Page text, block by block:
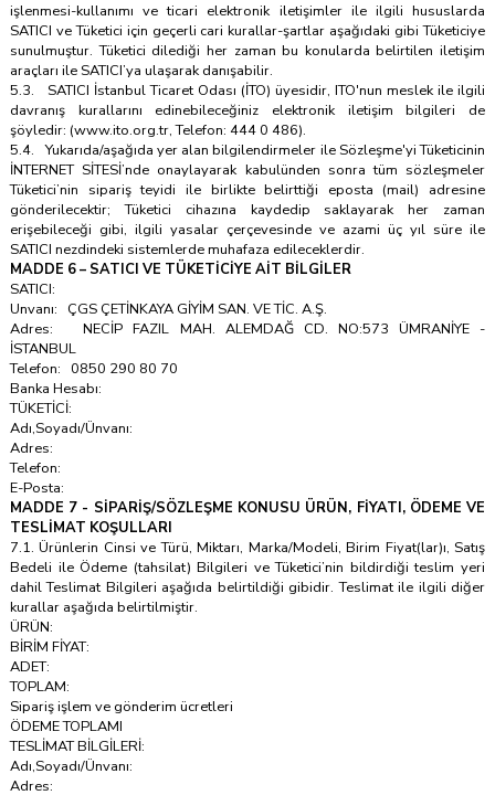
işlenmesi-kullanımı ve ticari elektronik iletişimler ile ilgili hususlarda
SATICI ve Tüketici için geçerli cari kurallar-şartlar aşağıdaki gibi Tüketiciye
sunulmuştur. Tüketici dilediği her zaman bu konularda belirtilen iletişim
araçları ile SATICI’ya ulaşarak danışabilir.
5.3. SATICI İstanbul Ticaret Odası (İTO) üyesidir, ITO'nun meslek ile ilgili
davranış kurallarını edinebileceğiniz elektronik iletişim bilgileri de
şöyledir: (www.ito.org.tr, Telefon: 444 0 486).
5.4. Yukarıda/aşağıda yer alan bilgilendirmeler ile Sözleşme'yi Tüketicinin
İNTERNET SİTESİ’nde onaylayarak kabulünden sonra tüm sözleşmeler
Tüketici’nin sipariş teyidi ile birlikte belirttiği eposta (mail) adresine
gönderilecektir; Tüketici cihazına kaydedip saklayarak her zaman
erişebileceği gibi, ilgili yasalar çerçevesinde ve azami üç yıl süre ile
SATICI nezdindeki sistemlerde muhafaza edileceklerdir.
MADDE 6 – SATICI VE TÜKETİCİYE AİT BİLGİLER
SATICI:
Unvanı: ÇGS ÇETİNKAYA GİYİM SAN. VE TİC. A.Ş.
Adres: NECİP FAZIL MAH. ALEMDAĞ CD. NO:573 ÜMRANİYE -
İSTANBUL
Telefon: 0850 290 80 70
Banka Hesabı:
TÜKETİCİ:
Adı,Soyadı/Ünvanı:
Adres:
Telefon:
E-Posta:
MADDE 7 - SİPARİŞ/SÖZLEŞME KONUSU ÜRÜN, FİYATI, ÖDEME VE
TESLİMAT KOŞULLARI
7.1. Ürünlerin Cinsi ve Türü, Miktarı, Marka/Modeli, Birim Fiyat(lar)ı, Satış
Bedeli ile Ödeme (tahsilat) Bilgileri ve Tüketici’nin bildirdiği teslim yeri
dahil Teslimat Bilgileri aşağıda belirtildiği gibidir. Teslimat ile ilgili diğer
kurallar aşağıda belirtilmiştir.
ÜRÜN:
BİRİM FİYAT:
ADET:
TOPLAM:
Sipariş işlem ve gönderim ücretleri
ÖDEME TOPLAMI
TESLİMAT BİLGİLERİ:
Adı,Soyadı/Ünvanı:
Adres: